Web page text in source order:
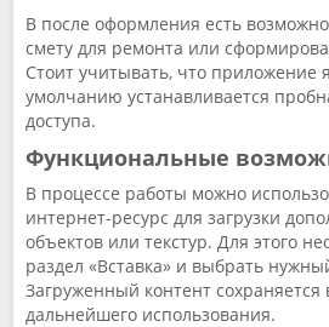
В после оформления есть
смету для ремонта или
Стоит учитывать, что приложение
умолчанию устанавливается
доступа.
Функциональные
В процессе работы можно
интернет-ресурс для загрузки
объектов или текстур. Для этого
раздел «Вставка» и выбрать
Загруженный контент
дальнейшего использования.